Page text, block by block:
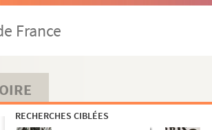
France
RECHERCHES CIBLÉES